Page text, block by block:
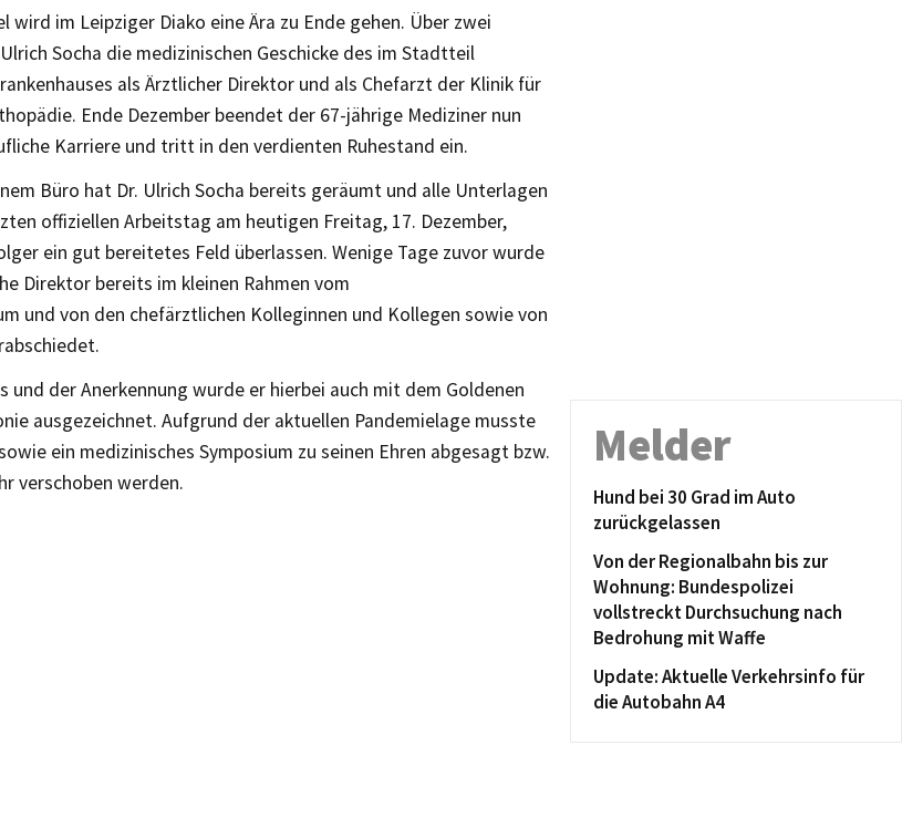
wird im Leipziger Diako eine Ära zu Ende gehen. Über zwei
Socha die medizinischen Geschicke des im Stadtteil
als Ärztlicher Direktor und als Chefarzt der Klinik für
Ende Dezember beendet der 67-jährige Mediziner nun
Karriere und tritt in den verdienten Ruhestand ein.
Büro hat Dr. Ulrich Socha bereits geräumt und alle Unterlagen
offiziellen Arbeitstag am heutigen Freitag, 17. Dezember,
ein gut bereitetes Feld überlassen. Wenige Tage zuvor wurde
Direktor bereits im kleinen Rahmen vom
und von den chefärztlichen Kolleginnen und Kollegen sowie von
und der Anerkennung wurde er hierbei auch mit dem Goldenen
ausgezeichnet. Aufgrund der aktuellen Pandemielage musste
ein medizinisches Symposium zu seinen Ehren abgesagt bzw.
verschoben werden.
Melder
Hund bei 30 Grad im Auto
zurückgelassen
Von der Regionalbahn bis zur
Wohnung: Bundespolizei
vollstreckt Durchsuchung nach
Bedrohung mit Waffe
Update: Aktuelle Verkehrsinfo für
die Autobahn A4